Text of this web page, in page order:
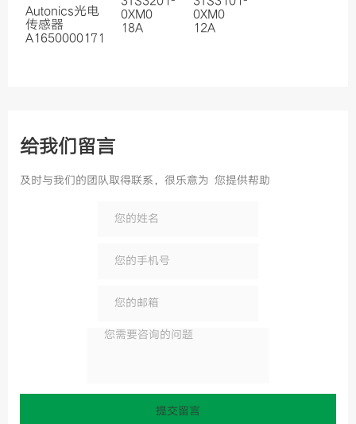
Autonics光电
传感器
A1650000171
0XM0
18A
0XM0
12A
给我们留言
及时与我们的团队取得联系，很乐意为 您提供帮助
提交留言